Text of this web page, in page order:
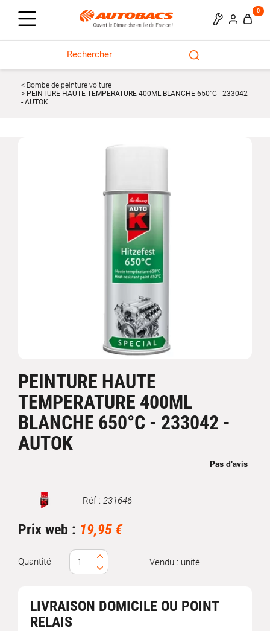
0
Bombe de peinture voiture
PEINTURE HAUTE TEMPERATURE 400ML BLANCHE 650°C - 233042
- AUTOK
PEINTURE HAUTE
TEMPERATURE 400ML
BLANCHE 650°C - 233042 -
AUTOK
Marque Réf : 231646
Prix web : 19,95 €
Quantité Vendu : unité
LIVRAISON DOMICILE OU POINT
RELAIS